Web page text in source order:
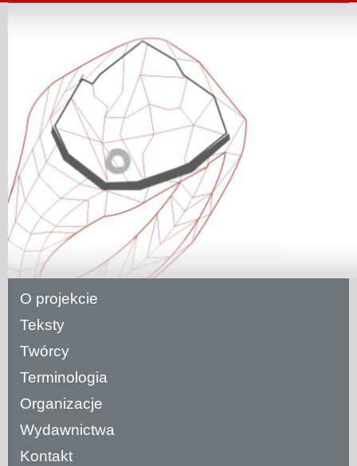
O projekcie
Teksty
Twórcy
Terminologia
Organizacje
Wydawnictwa
Kontakt